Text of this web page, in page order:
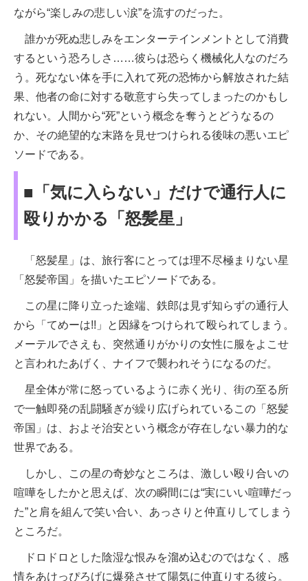
ながら“楽しみの悲しい涙”を流すのだった。
誰かが死ぬ悲しみをエンターテインメントとして消費
するという恐ろしさ……彼らは恐らく機械化人なのだろ
う。死なない体を手に入れて死の恐怖から解放された結
果、他者の命に対する敬意すら失ってしまったのかもし
れない。人間から“死”という概念を奪うとどうなるの
か、その絶望的な末路を見せつけられる後味の悪いエピ
ソードである。
■「気に入らない」だけで通行人に
殴りかかる「怒髪星」
「怒髪星」は、旅行客にとっては理不尽極まりない星
「怒髪帝国」を描いたエピソードである。
この星に降り立った途端、鉄郎は見ず知らずの通行人
から「てめーは!!」と因縁をつけられて殴られてしまう。
メーテルでさえも、突然通りがかりの女性に服をよこせ
と言われたあげく、ナイフで襲われそうになるのだ。
星全体が常に怒っているように赤く光り、街の至る所
で一触即発の乱闘騒ぎが繰り広げられているこの「怒髪
帝国」は、およそ治安という概念が存在しない暴力的な
世界である。
しかし、この星の奇妙なところは、激しい殴り合いの
喧嘩をしたかと思えば、次の瞬間には“実にいい喧嘩だっ
た”と肩を組んで笑い合い、あっさりと仲直りしてしまう
ところだ。
ドロドロとした陰湿な恨みを溜め込むのではなく、感
情をあけっぴろげに爆発させて陽気に仲直りする彼ら。